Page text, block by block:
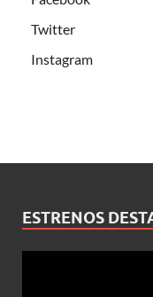
Twitter
Instagram
ESTRENOS